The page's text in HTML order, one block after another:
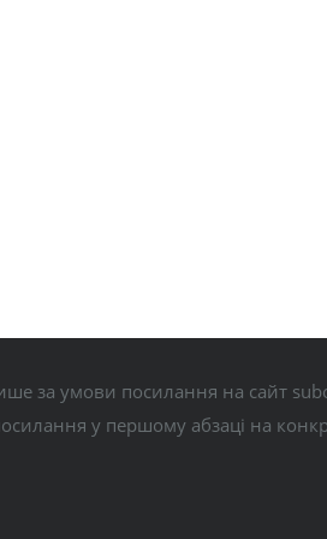
за умови посилання на сайт
у першому абзаці на